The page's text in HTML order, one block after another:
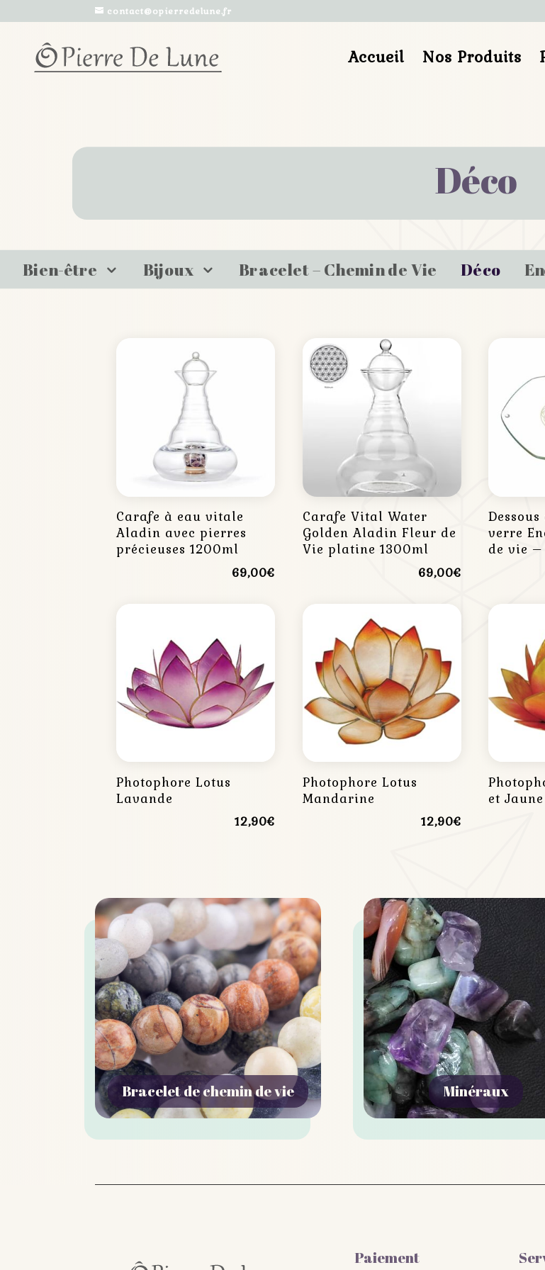
contact@opierredelune.fr
Accueil Nos Produits
Déco
Bien-être Bijoux Bracelet – Chemin de Vie Déco
Carafe à eau vitale
Aladin avec pierres
précieuses 1200ml
69,00€
Carafe Vital Water
Golden Aladin Fleur de
Vie platine 1300ml
69,00€
verre
de vie
Photophore Lotus
Lavande
12,90€
Photophore Lotus
Mandarine
12,90€
et Jaune
Bracelet de chemin de vie Minéraux
Paiement